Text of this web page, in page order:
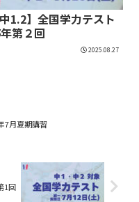
中1.2】全国学力テスト
第２回
2025.08.27
7月夏期講習
1回